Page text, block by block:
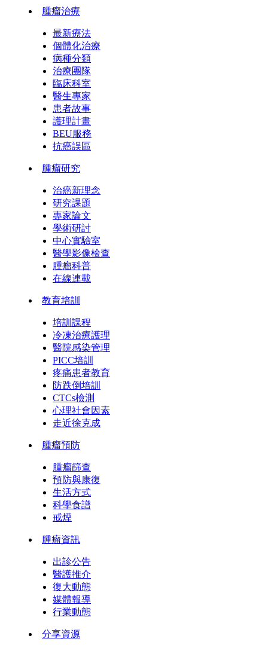
腫瘤治療
最新療法
個體化治療
病種分類
治療團隊
臨床科室
醫生專家
患者故事
護理計畫
BEU服務
抗癌誤區
腫瘤研究
治癌新理念
研究課題
專家論文
學術研討
中心實驗室
醫學影像檢查
腫瘤科普
在線連載
教育培訓
培訓課程
冷凍治療護理
醫院感染管理
PICC培訓
疼痛患者教育
防跌倒培訓
CTCs檢測
心理社會因素
走近徐克成
腫瘤預防
腫瘤篩查
預防與康復
生活方式
科學食譜
戒煙
腫瘤資訊
出診公告
醫護推介
復大動態
媒體報導
行業動態
分享資源